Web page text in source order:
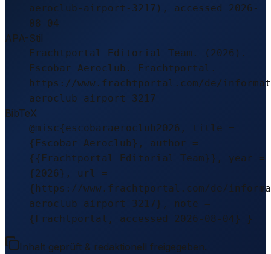
aeroclub-airport-3217), accessed 2026-
08-04
APA-Stil
Frachtportal Editorial Team. (2026).
Escobar Aeroclub. Frachtportal.
https://www.frachtportal.com/de/
aeroclub-airport-3217
BibTeX
@misc{escobaraeroclub2026, title =
{Escobar Aeroclub}, author =
{{Frachtportal Editorial Team}}, year =
{2026}, url =
{https://www.frachtportal.com/de/
aeroclub-airport-3217}, note =
{Frachtportal, accessed 2026-08-04} }
Inhalt geprüft & redaktionell freigegeben.